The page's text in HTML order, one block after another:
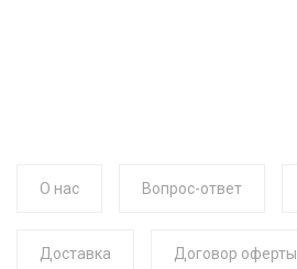
О нас Вопрос-ответ
Доставка Договор оферты